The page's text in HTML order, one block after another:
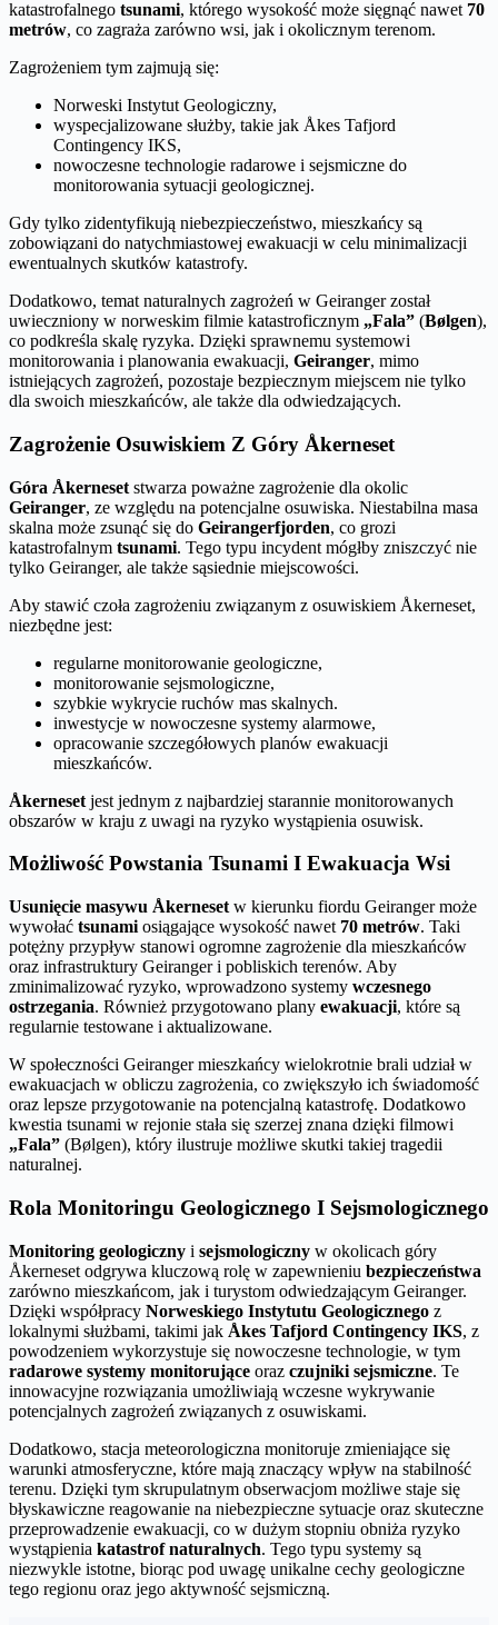
katastrofalnego tsunami, którego wysokość może sięgnąć nawet 70
metrów, co zagraża zarówno wsi, jak i okolicznym terenom.
Zagrożeniem tym zajmują się:
Norweski Instytut Geologiczny,
wyspecjalizowane służby, takie jak Åkes Tafjord
Contingency IKS,
nowoczesne technologie radarowe i sejsmiczne do
monitorowania sytuacji geologicznej.
Gdy tylko zidentyfikują niebezpieczeństwo, mieszkańcy są
zobowiązani do natychmiastowej ewakuacji w celu minimalizacji
ewentualnych skutków katastrofy.
Dodatkowo, temat naturalnych zagrożeń w Geiranger został
uwieczniony w norweskim filmie katastroficznym „Fala” (Bølgen),
co podkreśla skalę ryzyka. Dzięki sprawnemu systemowi
monitorowania i planowania ewakuacji, Geiranger, mimo
istniejących zagrożeń, pozostaje bezpiecznym miejscem nie tylko
dla swoich mieszkańców, ale także dla odwiedzających.
Zagrożenie Osuwiskiem Z Góry Åkerneset
Góra Åkerneset stwarza poważne zagrożenie dla okolic
Geiranger, ze względu na potencjalne osuwiska. Niestabilna masa
skalna może zsunąć się do Geirangerfjorden, co grozi
katastrofalnym tsunami. Tego typu incydent mógłby zniszczyć nie
tylko Geiranger, ale także sąsiednie miejscowości.
Aby stawić czoła zagrożeniu związanym z osuwiskiem Åkerneset,
niezbędne jest:
regularne monitorowanie geologiczne,
monitorowanie sejsmologiczne,
szybkie wykrycie ruchów mas skalnych.
inwestycje w nowoczesne systemy alarmowe,
opracowanie szczegółowych planów ewakuacji
mieszkańców.
Åkerneset jest jednym z najbardziej starannie monitorowanych
obszarów w kraju z uwagi na ryzyko wystąpienia osuwisk.
Możliwość Powstania Tsunami I Ewakuacja Wsi
Usunięcie masywu Åkerneset w kierunku fiordu Geiranger może
wywołać tsunami osiągające wysokość nawet 70 metrów. Taki
potężny przypływ stanowi ogromne zagrożenie dla mieszkańców
oraz infrastruktury Geiranger i pobliskich terenów. Aby
zminimalizować ryzyko, wprowadzono systemy wczesnego
ostrzegania. Również przygotowano plany ewakuacji, które są
regularnie testowane i aktualizowane.
W społeczności Geiranger mieszkańcy wielokrotnie brali udział w
ewakuacjach w obliczu zagrożenia, co zwiększyło ich świadomość
oraz lepsze przygotowanie na potencjalną katastrofę. Dodatkowo
kwestia tsunami w rejonie stała się szerzej znana dzięki filmowi
„Fala” (Bølgen), który ilustruje możliwe skutki takiej tragedii
naturalnej.
Rola Monitoringu Geologicznego I Sejsmologicznego
Monitoring geologiczny i sejsmologiczny w okolicach góry
Åkerneset odgrywa kluczową rolę w zapewnieniu bezpieczeństwa
zarówno mieszkańcom, jak i turystom odwiedzającym Geiranger.
Dzięki współpracy Norweskiego Instytutu Geologicznego z
lokalnymi służbami, takimi jak Åkes Tafjord Contingency IKS, z
powodzeniem wykorzystuje się nowoczesne technologie, w tym
radarowe systemy monitorujące oraz czujniki sejsmiczne. Te
innowacyjne rozwiązania umożliwiają wczesne wykrywanie
potencjalnych zagrożeń związanych z osuwiskami.
Dodatkowo, stacja meteorologiczna monitoruje zmieniające się
warunki atmosferyczne, które mają znaczący wpływ na stabilność
terenu. Dzięki tym skrupulatnym obserwacjom możliwe staje się
błyskawiczne reagowanie na niebezpieczne sytuacje oraz skuteczne
przeprowadzenie ewakuacji, co w dużym stopniu obniża ryzyko
wystąpienia katastrof naturalnych. Tego typu systemy są
niezwykle istotne, biorąc pod uwagę unikalne cechy geologiczne
tego regionu oraz jego aktywność sejsmiczną.